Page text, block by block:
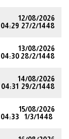
12/08/2026
27/2/1448 04:29 ص
13/08/2026
28/2/1448 04:30 ص
14/08/2026
29/2/1448 04:31 ص
15/08/2026
1/3/1448
04:33 ص